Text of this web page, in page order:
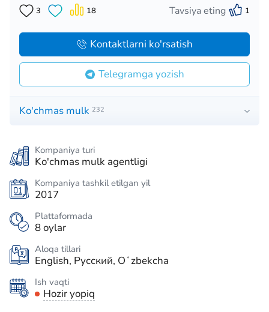
3 18 Tavsiya eting 1
Telegramga yozish
Kontaktlarni ko'rsatish
Ko'chmas mulk 232
Kompaniya turi
Ko'chmas mulk agentligi
Kompaniya tashkil etilgan yil
2017
Plattaformada
8 oylar
Aloqa tillari
English, Русский, Oʻzbekcha
Ish vaqti
Hozir yopiq